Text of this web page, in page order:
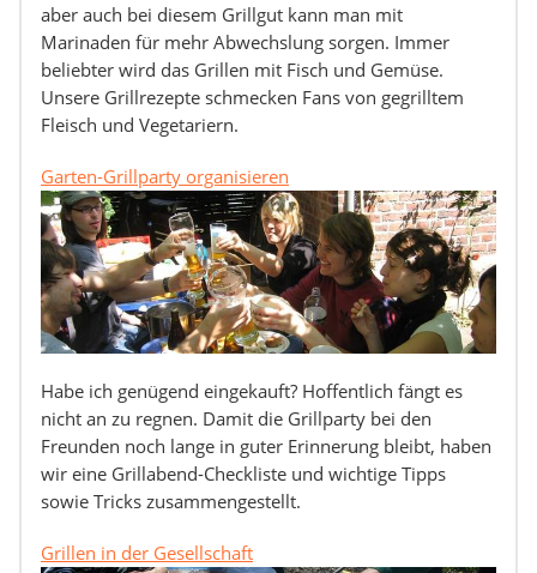
aber auch bei diesem Grillgut kann man mit
Marinaden für mehr Abwechslung sorgen. Immer
beliebter wird das Grillen mit Fisch und Gemüse.
Unsere Grillrezepte schmecken Fans von gegrilltem
Fleisch und Vegetariern.
Garten-Grillparty organisieren
Habe ich genügend eingekauft? Hoffentlich fängt es
nicht an zu regnen. Damit die Grillparty bei den
Freunden noch lange in guter Erinnerung bleibt, haben
wir eine Grillabend-Checkliste und wichtige Tipps
sowie Tricks zusammengestellt.
Grillen in der Gesellschaft